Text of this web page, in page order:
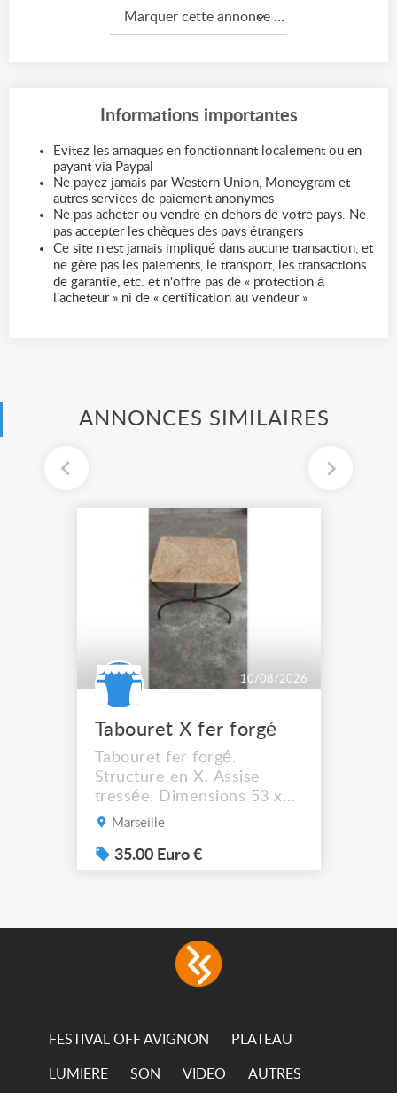
Marquer cette annonce comme...
Informations importantes
Evitez les arnaques en fonctionnant localement ou en
payant via Paypal
Ne payez jamais par Western Union, Moneygram et
autres services de paiement anonymes
Ne pas acheter ou vendre en dehors de votre pays. Ne
pas accepter les chèques des pays étrangers
Ce site n'est jamais impliqué dans aucune transaction, et
ne gère pas les paiements, le transport, les transactions
de garantie, etc. et n'offre pas de « protection à
l’acheteur » ni de « certification au vendeur »
ANNONCES SIMILAIRES
10/08/2026
Tabouret X fer forgé
Tabouret fer forgé.
Structure en X. Assise
tressée. Dimensions 53 x
44 cm. Hauteur assise :
récupérer à Marseille
13012.
Marseille
35.00 Euro €
FESTIVAL OFF AVIGNON PLATEAU
LUMIERE SON VIDEO AUTRES